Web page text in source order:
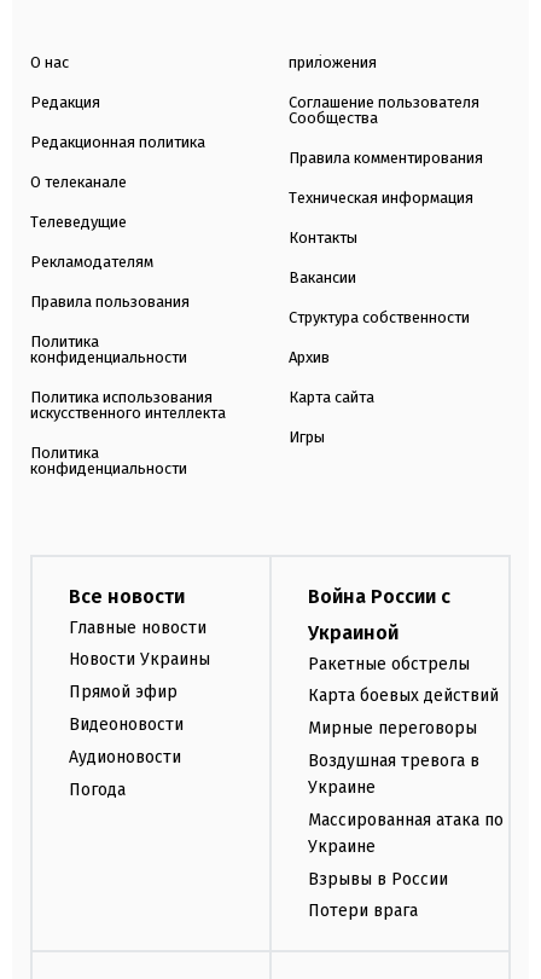
О нас
Редакция
Редакционная политика
О телеканале
Телеведущие
Рекламодателям
Правила пользования
Политика
конфиденциальности
Политика использования
искусственного интеллекта
Политика
конфиденциальности
приложения
Соглашение пользователя
Сообщества
Правила комментирования
Техническая информация
Контакты
Вакансии
Структура собственности
Архив
Карта сайта
Игры
Все новости
Главные новости
Новости Украины
Прямой эфир
Видеоновости
Аудионовости
Погода
Война России с
Украиной
Ракетные обстрелы
Карта боевых действий
Мирные переговоры
Воздушная тревога в
Украине
Массированная атака по
Украине
Взрывы в России
Потери врага